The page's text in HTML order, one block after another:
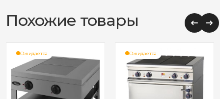
Похожие товары
Ожидается Ожидается